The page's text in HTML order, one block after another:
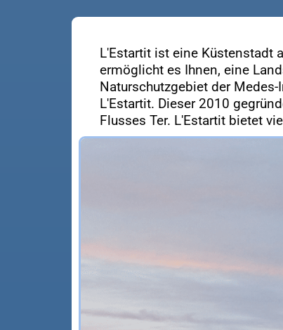
L'Estartit ist eine Küstenstadt
ermöglicht es Ihnen, eine
Naturschutzgebiet der
L'Estartit. Dieser 2010
Flusses Ter. L'Estartit bietet